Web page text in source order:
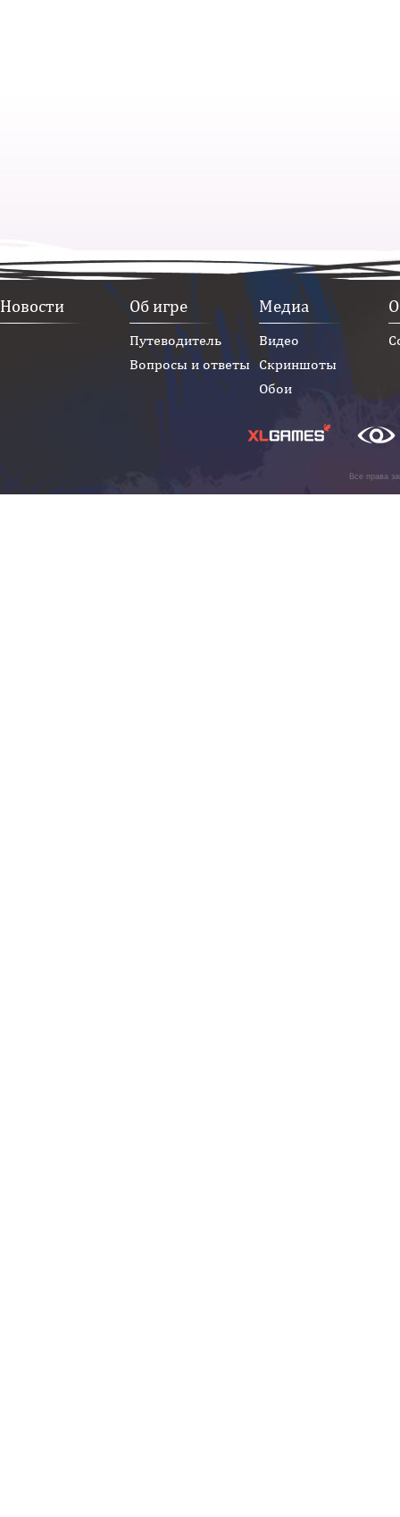
Новости Об игре
Путеводитель
Вопросы и ответы
Медиа
Видео
Скриншоты
Обои
Все права